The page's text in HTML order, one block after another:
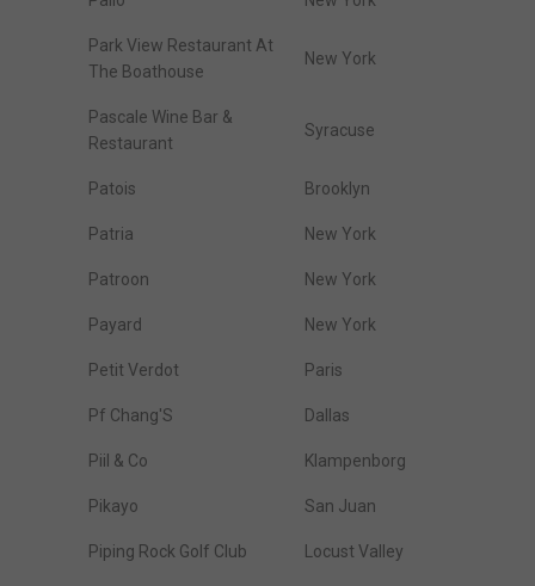
Park View Restaurant At
The Boathouse
New York
Pascale Wine Bar &
Restaurant
Syracuse
Patois Brooklyn
Patria New York
Patroon New York
Payard New York
Petit Verdot Paris
Pf Chang'S Dallas
Piil & Co Klampenborg
Pikayo San Juan
Piping Rock Golf Club Locust Valley